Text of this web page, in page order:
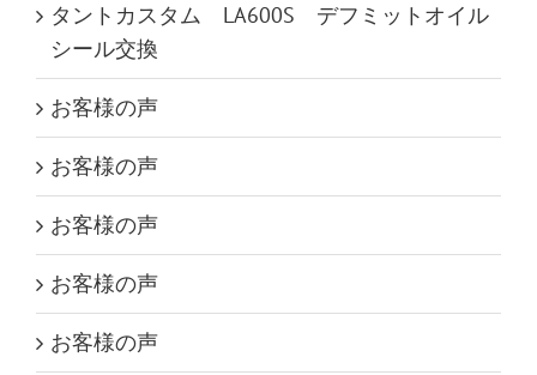
タントカスタム LA600S デフミットオイル
シール交換
お客様の声
お客様の声
お客様の声
お客様の声
お客様の声